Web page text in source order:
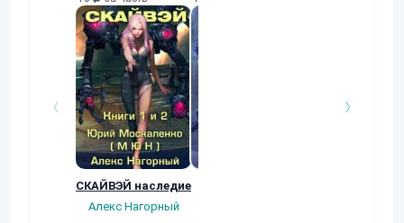
СКАЙВЭЙ наследие
Алекс Нагорный